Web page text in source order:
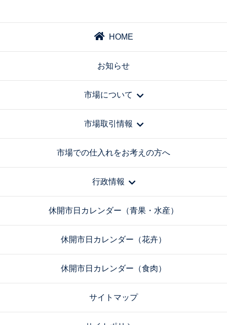
HOME
お知らせ
市場について
市場取引情報
市場での仕入れをお考えの方へ
行政情報
休開市日カレンダー（青果・水産）
休開市日カレンダー（花卉）
休開市日カレンダー（食肉）
サイトマップ